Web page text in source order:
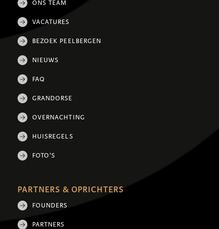
ONS TEAM
VACATURES
BEZOEK PEELBERGEN
NIEUWS
FAQ
GRANDORSE
OVERNACHTING
HUISREGELS
FOTO'S
PARTNERS & OPRICHTERS
FOUNDERS
PARTNERS